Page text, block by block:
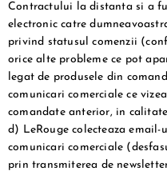
Contractului la distanta si a
electronic catre
privind statusul comenzii
orice alte probleme ce pot
legat de produsele din
comunicari comerciale ce
comandate anterior, in
d) LeRouge colecteaza email-
comunicari comerciale
prin transmiterea de